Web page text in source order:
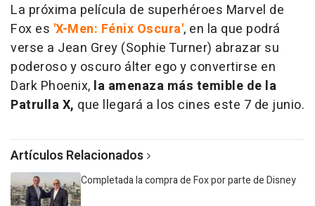
La próxima película de superhéroes Marvel de
Fox es 'X-Men: Fénix Oscura', en la que podrá
verse a Jean Grey (Sophie Turner) abrazar su
poderoso y oscuro álter ego y convertirse en
Dark Phoenix, la amenaza más temible de la
Patrulla X, que llegará a los cines este 7 de junio.
Artículos Relacionados
Completada la compra de Fox por parte de Disney